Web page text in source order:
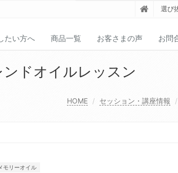
選び
たい方へ 商品一覧 お客さまの声 お問
ドオイルレッスン
HOME セッション・講座情報
モリーオイル